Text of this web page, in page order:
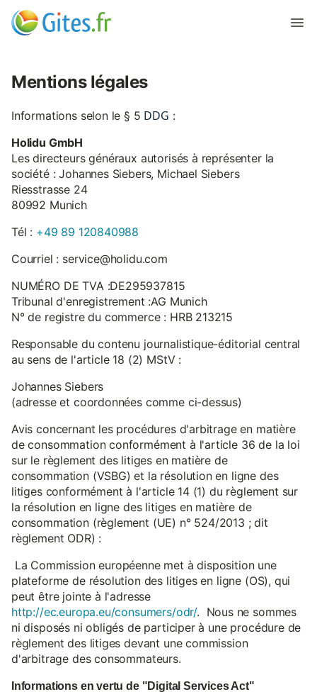
Mentions légales
Informations selon le § 5 DDG :
Holidu GmbH
Les directeurs généraux autorisés à représenter la
société : Johannes Siebers, Michael Siebers
Riesstrasse 24
80992 Munich
Tél : +49 89 120840988
Courriel : service@holidu.com
NUMÉRO DE TVA :DE295937815
Tribunal d'enregistrement :AG Munich
N° de registre du commerce : HRB 213215
Responsable du contenu journalistique-éditorial central
au sens de l'article 18 (2) MStV :
Johannes Siebers
(adresse et coordonnées comme ci-dessus)
Avis concernant les procédures d'arbitrage en matière
de consommation conformément à l'article 36 de la loi
sur le règlement des litiges en matière de
consommation (VSBG) et la résolution en ligne des
litiges conformément à l'article 14 (1) du règlement sur
la résolution en ligne des litiges en matière de
consommation (règlement (UE) n° 524/2013 ; dit
règlement ODR) :
La Commission européenne met à disposition une
plateforme de résolution des litiges en ligne (OS), qui
peut être jointe à l'adresse
http://ec.europa.eu/consumers/odr/. Nous ne sommes
ni disposés ni obligés de participer à une procédure de
règlement des litiges devant une commission
d'arbitrage des consommateurs.
Informations en vertu de "Digital Services Act"